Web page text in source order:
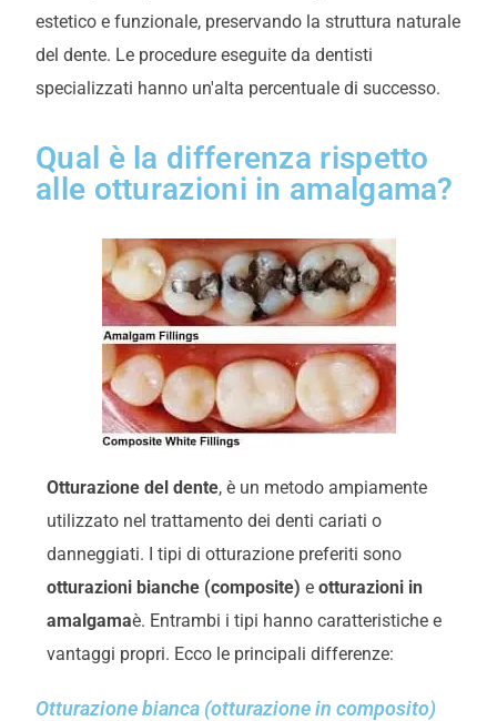
estetico e funzionale, preservando la struttura naturale
del dente. Le procedure eseguite da dentisti
specializzati hanno un'alta percentuale di successo.
Qual è la differenza rispetto
alle otturazioni in amalgama?
Otturazione del dente, è un metodo ampiamente
utilizzato nel trattamento dei denti cariati o
danneggiati. I tipi di otturazione preferiti sono
otturazioni bianche (composite) e otturazioni in
amalgamaè. Entrambi i tipi hanno caratteristiche e
vantaggi propri. Ecco le principali differenze:
Otturazione bianca (otturazione in composito)